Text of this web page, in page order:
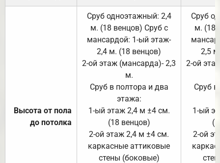
Высота от пола
до потолка
Сруб одноэтажный: 2,4
м. (18 венцов) Сруб с
мансардой: 1-ый этаж-
2,4 м. (18 венцов)
2-ой этаж (мансарда)- 2,3
м.
Сруб в полтора и два
этажа:
1-ый этаж 2,4 м ±4 см.
(18 венцов)
2-ой этаж 2,4 м ±4 см.
каркасные аттиковые
стены (боковые)
Сруб
м. (18
2,5
2-ой
Сруб
1-ый
2-ой